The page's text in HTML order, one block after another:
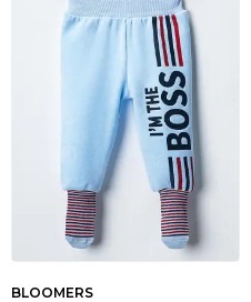
BLOOMERS